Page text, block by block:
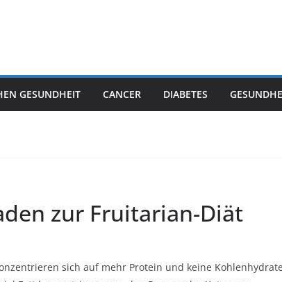
GESUNDHEIT CANCER DIABETES
zur Fruitarian-Diät
sich auf mehr Protein und keine